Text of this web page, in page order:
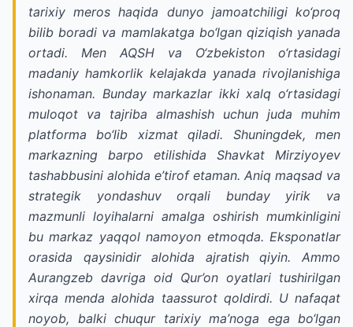
tarixiy meros haqida dunyo jamoatchiligi ko‘proq
bilib boradi va mamlakatga bo‘lgan qiziqish yanada
ortadi. Men AQSH va O‘zbekiston o‘rtasidagi
madaniy hamkorlik kelajakda yanada rivojlanishiga
ishonaman. Bunday markazlar ikki xalq o‘rtasidagi
muloqot va tajriba almashish uchun juda muhim
platforma bo‘lib xizmat qiladi. Shuningdek, men
markazning barpo etilishida Shavkat Mirziyoyev
tashabbusini alohida e’tirof etaman. Aniq maqsad va
strategik yondashuv orqali bunday yirik va
mazmunli loyihalarni amalga oshirish mumkinligini
bu markaz yaqqol namoyon etmoqda. Eksponatlar
orasida qaysinidir alohida ajratish qiyin. Ammo
Aurangzeb davriga oid Qur’on oyatlari tushirilgan
xirqa menda alohida taassurot qoldirdi. U nafaqat
noyob, balki chuqur tarixiy ma’noga ega bo‘lgan